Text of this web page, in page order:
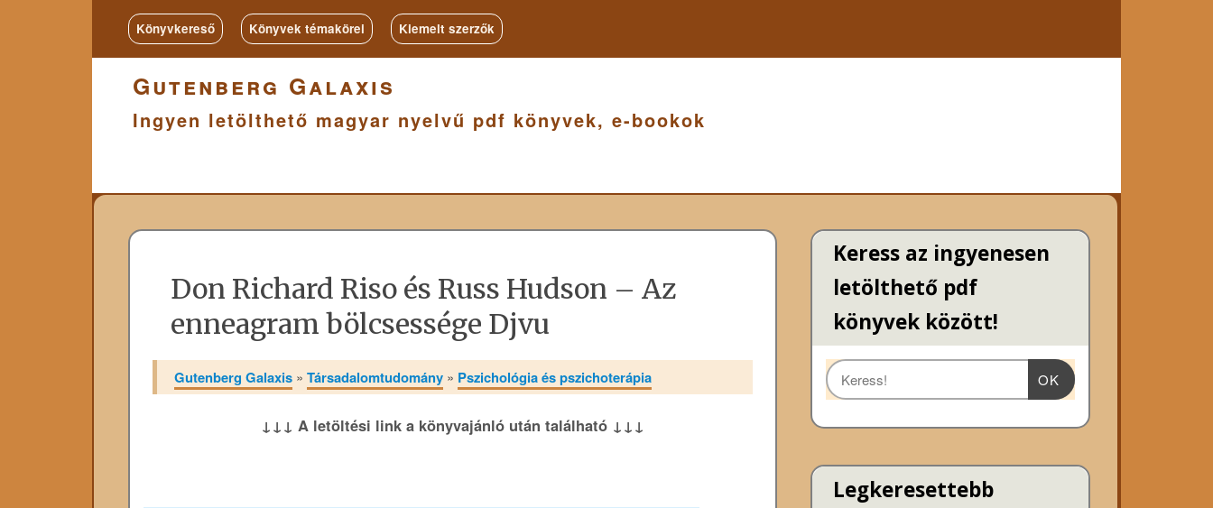
Könyvkereső Könyvek témakörei Kiemelt szerzők
Gutenberg Galaxis
Ingyen letölthető magyar nyelvű pdf könyvek, e-bookok
Don Richard Riso és Russ Hudson – Az
enneagram bölcsessége Djvu
Gutenberg Galaxis »Társadalomtudomány » Pszichológia és pszichoterápia
↓↓↓ A letöltési link a könyvajánló után található ↓↓↓
Keress az ingyenesen
letölthető pdf
könyvek között!
OK
Legkeresettebb